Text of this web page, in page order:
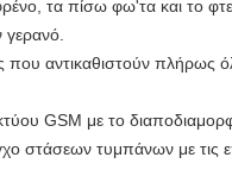
τα πίσω φω'τα και το
γερανό.
που αντικαθιστούν πλήρως
GSM με το
στάσεων τυμπάνων με τις